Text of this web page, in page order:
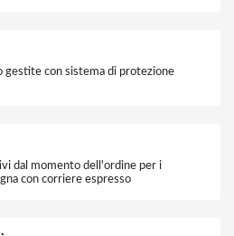
gestite con sistema di protezione
dal momento dell'ordine per i
con corriere espresso